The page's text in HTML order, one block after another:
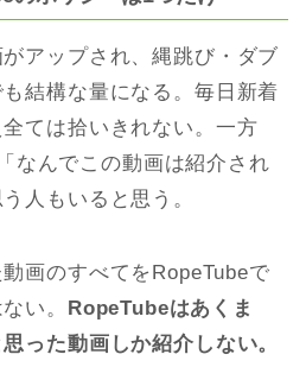
アップされ、縄跳び・ダブ
結構な量になる。毎日新着
ては拾いきれない。一方
なんでこの動画は紹介され
人もいると思う。
画のすべてをRopeTubeで
い。
RopeTubeはあくま
った動画しか紹介しない。